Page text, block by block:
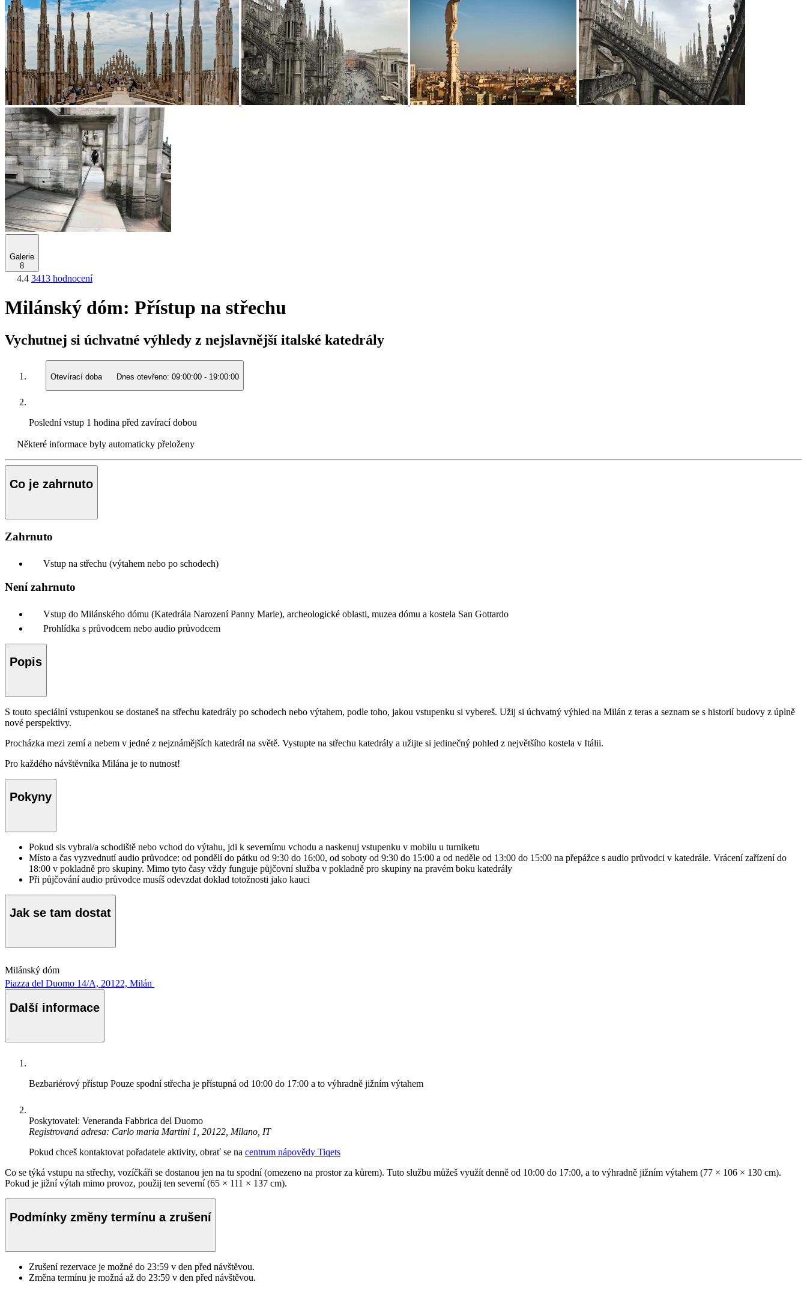
Galerie
8
4.4 3413 hodnocení
Milánský dóm: Přístup na střechu
Vychutnej si úchvatné výhledy z nejslavnější italské katedrály
Otevírací doba Dnes otevřeno: 09:00:00 - 19:00:00
Poslední vstup 1 hodina před zavírací dobou
Některé informace byly automaticky přeloženy
Co je zahrnuto
Zahrnuto
Vstup na střechu (výtahem nebo po schodech)
Není zahrnuto
Vstup do Milánského dómu (Katedrála Narození Panny Marie), archeologické oblasti, muzea dómu a kostela San Gottardo
Prohlídka s průvodcem nebo audio průvodcem
Popis
S touto speciální vstupenkou se dostaneš na střechu katedrály po schodech nebo výtahem, podle toho, jakou vstupenku si vybereš. Užij si úchvatný výhled na Milán z teras a seznam se s historií budovy z úplně
nové perspektivy.
Procházka mezi zemí a nebem v jedné z nejznámějších katedrál na světě. Vystupte na střechu katedrály a užijte si jedinečný pohled z největšího kostela v Itálii.
Pro každého návštěvníka Milána je to nutnost!
Pokyny
Pokud sis vybral/a schodiště nebo vchod do výtahu, jdi k severnímu vchodu a naskenuj vstupenku v mobilu u turniketu
Místo a čas vyzvednutí audio průvodce: od pondělí do pátku od 9:30 do 16:00, od soboty od 9:30 do 15:00 a od neděle od 13:00 do 15:00 na přepážce s audio průvodci v katedrále. Vrácení zařízení do
18:00 v pokladně pro skupiny. Mimo tyto časy vždy funguje půjčovní služba v pokladně pro skupiny na pravém boku katedrály
Při půjčování audio průvodce musíš odevzdat doklad totožnosti jako kauci
Jak se tam dostat
Milánský dóm
Piazza del Duomo 14/A, 20122, Milán
Další informace
Bezbariérový přístup Pouze spodní střecha je přístupná od 10:00 do 17:00 a to výhradně jižním výtahem
Poskytovatel: Veneranda Fabbrica del Duomo
Registrovaná adresa: Carlo maria Martini 1, 20122, Milano, IT
Pokud chceš kontaktovat pořadatele aktivity, obrať se na centrum nápovědy Tiqets
Co se týká vstupu na střechy, vozíčkáři se dostanou jen na tu spodní (omezeno na prostor za kůrem). Tuto službu můžeš využít denně od 10:00 do 17:00, a to výhradně jižním výtahem (77 × 106 × 130 cm).
Pokud je jižní výtah mimo provoz, použij ten severní (65 × 111 × 137 cm).
Podmínky změny termínu a zrušení
Zrušení rezervace je možné do 23:59 v den před návštěvou.
Změna termínu je možná až do 23:59 v den před návštěvou.